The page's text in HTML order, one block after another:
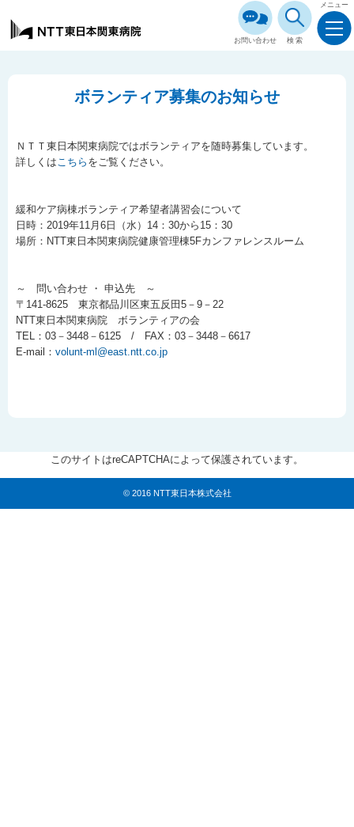
お問い合わせ 検索
メニュー
ボランティア募集のお知らせ
ＮＴＴ東日本関東病院ではボランティアを随時募集しています。
詳しくはこちら をご覧ください。
緩和ケア病棟ボランティア希望者講習会について
日時：2019年11月6日（水）14：30から15：30
場所：NTT東日本関東病院健康管理棟5Fカンファレンスルーム
～ 問い合わせ ・ 申込先 ～
〒141-8625 東京都品川区東五反田5－9－22
NTT東日本関東病院 ボランティアの会
TEL：03－3448－6125 / FAX：03－3448－6617
E-mail： volunt-ml@east.ntt.co.jp
このサイトはreCAPTCHAによって保護されています。
© 2016 NTT東日本株式会社